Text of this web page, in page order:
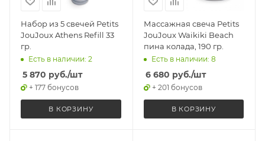
Набор из 5 свечей Petits
JouJoux Athens Refill 33
гр.
Есть в наличии: 2
5 870 руб./шт
+ 177 бонусов
В КОРЗИНУ
Массажная свеча Petits
JouJoux Waikiki Beach
пина колада, 190 гр.
Есть в наличии: 8
6 680 руб./шт
+ 201 бонусов
В КОРЗИНУ